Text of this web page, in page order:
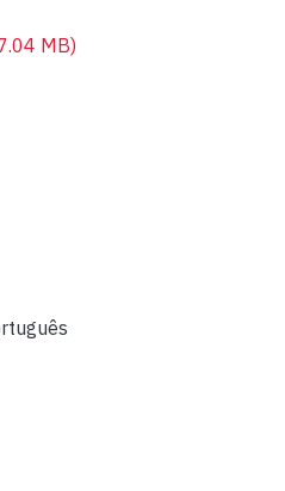
MB)